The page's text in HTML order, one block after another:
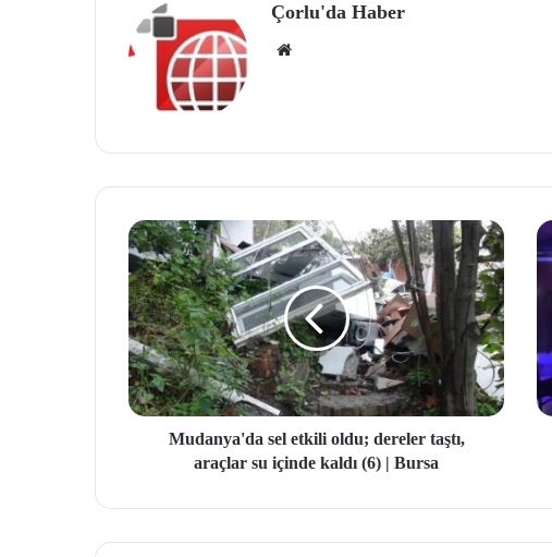
Çorlu'da Haber
Mudanya'da sel etkili oldu; dereler taştı,
araçlar su içinde kaldı (6) | Bursa